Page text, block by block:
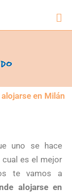
en Milán
uno se hace
cual es el mejor
te vamos a
alojarse en